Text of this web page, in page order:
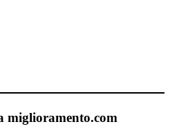
miglioramento.com